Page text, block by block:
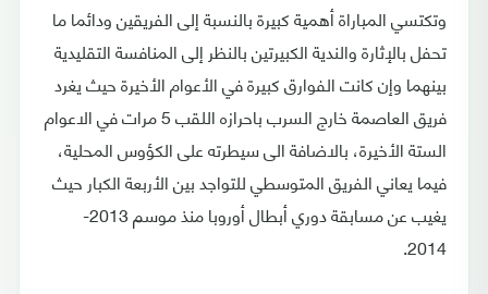
وتكتسي المباراة أهمية كبيرة بالنسبة إلى الفريقين ودائما ما
تحفل بالإثارة والندية الكبيرتين بالنظر إلى المنافسة التقليدية
بينهما وإن كانت الفوارق كبيرة في الأعوام الأخيرة حيث يغرد
فريق العاصمة خارج السرب باحرازه اللقب 5 مرات في الاعوام
الستة الأخيرة، بالاضافة الى سيطرته على الكؤوس المحلية،
فيما يعاني الفريق المتوسطي للتواجد بين الأربعة الكبار حيث
يغيب عن مسابقة دوري أبطال أوروبا منذ موسم 2013-
2014.